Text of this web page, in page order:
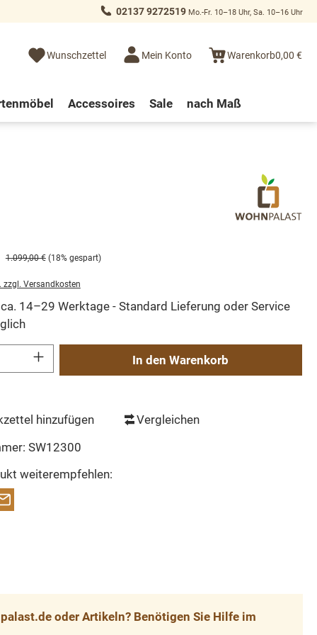
02137 9272519 Mo.-Fr. 10–18 Uhr, Sa. 10–16 Uhr
Wunschzettel Mein Konto Warenkorb0,00 €
Accessoires Sale nach Maß
1.099,00 € (18% gespart)
zzgl. Versandkosten
14–29 Werktage - Standard Lieferung oder Service
den gewünschten Wert ein oder benutze die Schaltflächen um die Anzahl zu
In den Warenkorb
hinzufügen
Vergleichen
SW12300
weiterempfehlen:
oder Artikeln? Benötigen Sie Hilfe im